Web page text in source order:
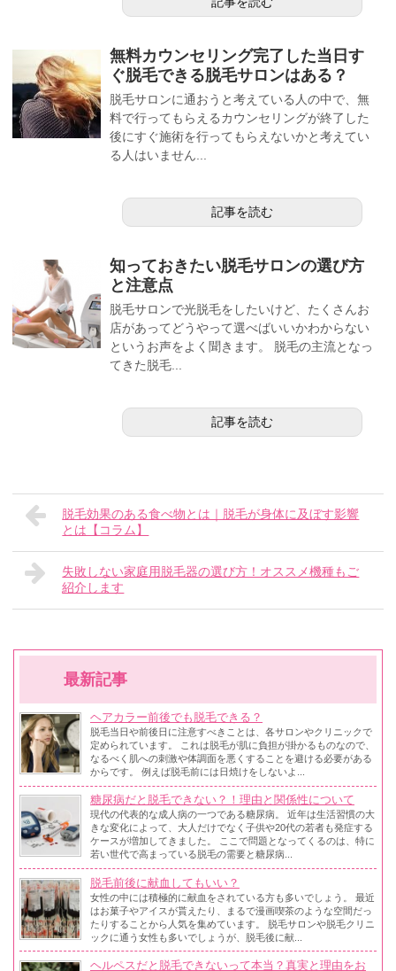
無料カウンセリング完了した当日す
ぐ脱毛できる脱毛サロンはある？
脱毛サロンに通おうと考えている人の中で、無
料で行ってもらえるカウンセリングが終了した
後にすぐ施術を行ってもらえないかと考えてい
る人はいません...
記事を読む
知っておきたい脱毛サロンの選び方
と注意点
脱毛サロンで光脱毛をしたいけど、たくさんお
店があってどうやって選べばいいかわからない
というお声をよく聞きます。 脱毛の主流となっ
てきた脱毛...
記事を読む
脱毛効果のある食べ物とは｜脱毛が身体に及ぼす影響
とは【コラム】
失敗しない家庭用脱毛器の選び方！オススメ機種もご
紹介します
最新記事
ヘアカラー前後でも脱毛できる？
脱毛当日や前後日に注意すべきことは、各サロンやクリニックで
定められています。 これは脱毛が肌に負担が掛かるものなので、
なるべく肌への刺激や体調面を悪くすることを避ける必要がある
からです。 例えば脱毛前には日焼けをしないよ...
糖尿病だと脱毛できない？！理由と関係性について
現代の代表的な成人病の一つである糖尿病。 近年は生活習慣の大
きな変化によって、大人だけでなく子供や20代の若者も発症する
ケースが増加してきました。 ここで問題となってくるのは、特に
若い世代で高まっている脱毛の需要と糖尿病...
脱毛前後に献血してもいい？
女性の中には積極的に献血をされている方も多いでしょう。 最近
はお菓子やアイスが貰えたり、まるで漫画喫茶のような空間だっ
たりすることから人気を集めています。 脱毛サロンや脱毛クリニ
ックに通う女性も多いでしょうが、脱毛後に献...
ヘルペスだと脱毛できないって本当？真実と理由をお